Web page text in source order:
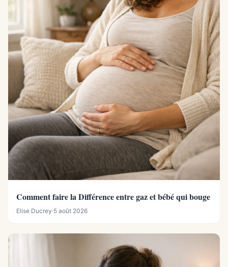
Comment faire la Différence entre gaz et bébé qui bouge
Elise Ducrey·5 août 2026